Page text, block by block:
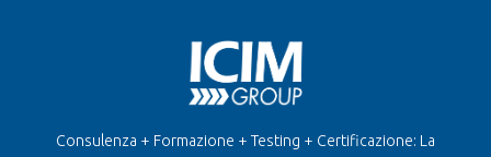
Consulenza + Formazione + Testing + Certificazione: La